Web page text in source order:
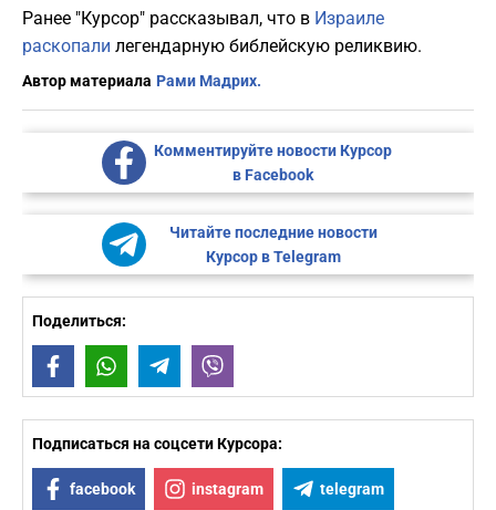
Ранее "Курсор" рассказывал, что в Израиле
раскопали легендарную библейскую реликвию.
Автор материала Рами Мадрих.
Комментируйте новости Курсор
в Facebook
Читайте последние новости
Курсор в Telegram
Поделиться:
FacebookWhatsAppTelegram
Подписаться на соцсети Курсора:
facebook instagram telegram